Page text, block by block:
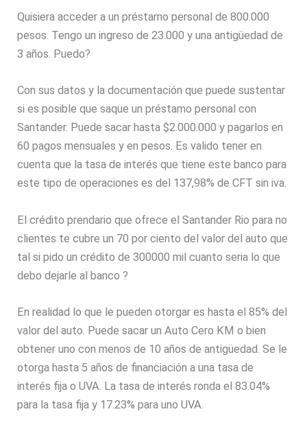
Quisiera acceder a un préstamo personal de 800.000
pesos. Tengo un ingreso de 23.000 y una antigüedad de
3 años. Puedo?
Con sus datos y la documentación que puede sustentar
si es posible que saque un préstamo personal con
Santander. Puede sacar hasta $2.000.000 y pagarlos en
60 pagos mensuales y en pesos. Es valido tener en
cuenta que la tasa de interés que tiene este banco para
este tipo de operaciones es del 137,98% de CFT sin iva.
El crédito prendario que ofrece el Santander Rio para no
clientes te cubre un 70 por ciento del valor del auto que
tal si pido un crédito de 300000 mil cuanto seria lo que
debo dejarle al banco ?
En realidad lo que le pueden otorgar es hasta el 85% del
valor del auto. Puede sacar un Auto Cero KM o bien
obtener uno con menos de 10 años de antigüedad. Se le
otorga hasta 5 años de financiación a una tasa de
interés fija o UVA. La tasa de interés ronda el 83.04%
para la tasa fija y 17.23% para uno UVA.